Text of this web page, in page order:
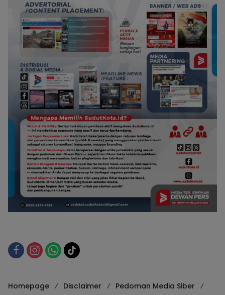
Homepage Disclaimer
Pedoman Media Siber